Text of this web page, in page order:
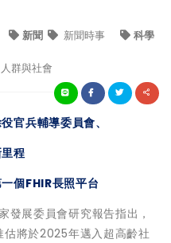
新聞 新聞時事 科學
人群與社會
官兵輔導委員會、
程
個FHIR長照平台
發展委員會研究報告指出，
估將於2025年邁入超高齡社